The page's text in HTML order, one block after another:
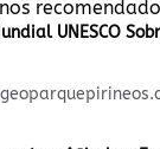
UNESCO